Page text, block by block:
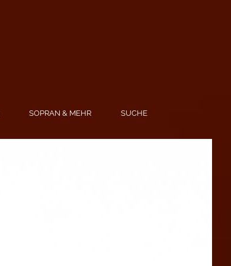
SOPRAN & MEHR SUCHE